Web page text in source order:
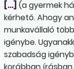
[…] (a gyermek
kérhető. Ahogy
munkavállaló
igénybe.
szabadság